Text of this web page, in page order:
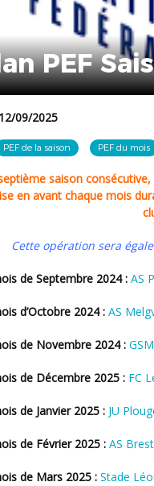
PEF
12/09/2025
PEF de la saison PEF du mois
en avant chaque mois
Cette opération sera
de Septembre 2024 : AS
d’Octobre 2024 : AS
de Novembre 2024 :
de Décembre 2025 : FC
de Janvier 2025 : JU
de Février 2025 : AS
de Mars 2025 : Stade